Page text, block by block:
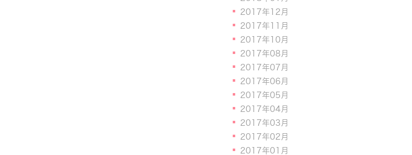
2017年12月
2017年11月
2017年10月
2017年08月
2017年07月
2017年06月
2017年05月
2017年04月
2017年03月
2017年02月
2017年01月